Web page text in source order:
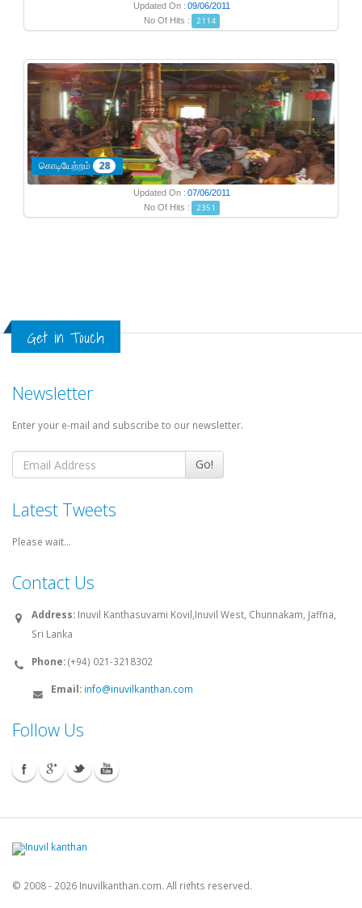
Updated On : 09/06/2011
No Of Hits :
2114
கொடியேற்றம் 28
Updated On : 07/06/2011
No Of Hits :
2351
Get in Touch
Newsletter
Enter your e-mail and subscribe to our newsletter.
Go!
Latest Tweets
Please wait...
Contact Us
Address: Inuvil Kanthasuvami Kovil,Inuvil West, Chunnakam, Jaffna,
Sri Lanka
Phone:(+94) 021-3218302
Email: info@inuvilkanthan.com
Follow Us
© 2008 - 2026 Inuvilkanthan.com. All rights reserved.